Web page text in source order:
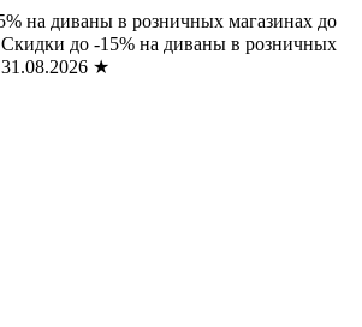
на диваны в розничных магазинах до
Скидки до -15% на диваны в розничных
★